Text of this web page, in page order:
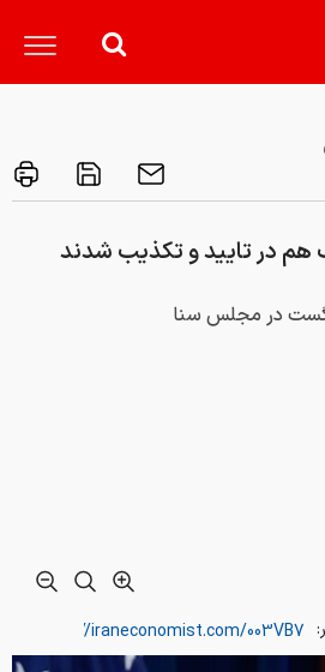
در تایید و تکذیب شدند
در مجلس سنا